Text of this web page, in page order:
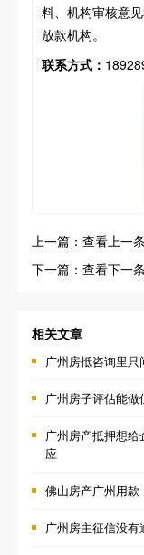
料、机构审核意
放款机构。
联系方式：
上一篇：查看上一
下一篇：查看下一
相关文章
广州房抵咨询里
广州房子评估能
广州房产抵押想
应
佛山房产广州用
广州房主征信没